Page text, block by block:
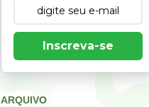
Inscreva-se
ARQUIVO